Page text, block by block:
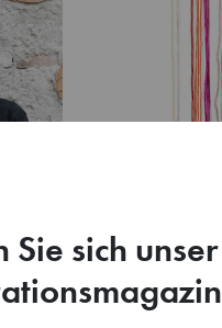
Sie sich unser